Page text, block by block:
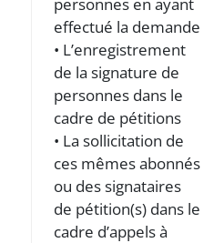
effectué la demande
• L’enregistrement
de la signature de
personnes dans le
cadre de pétitions
• La sollicitation de
ces mêmes abonnés
ou des signataires
de pétition(s) dans le
cadre d’appels à